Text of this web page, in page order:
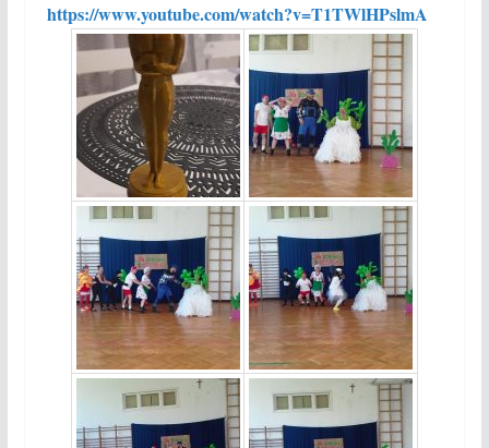
https://www.youtube.com/watch?v=T1TWlHPslmA